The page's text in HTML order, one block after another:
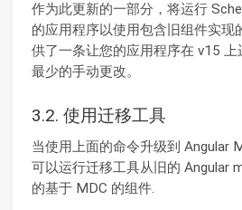
作为此更新的一部分，将运行
的应用程序以使用包含旧组件实现
供了一条让您的应用程序在 v15
最少的手动更改。
3.2. 使用迁移工具
当使用上面的命令升级到 Angular
可以运行迁移工具从旧的 Angular
的基于 MDC 的组件.